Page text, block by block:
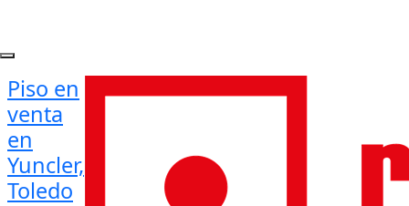
Piso en
venta
en
Yuncler,
Toledo